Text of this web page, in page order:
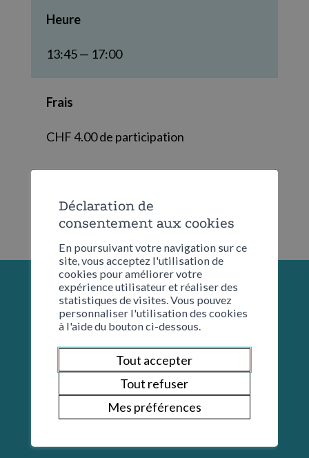
Heure
13:45 — 17:00
Frais
CHF 4.00 de participation
Déclaration de
consentement aux cookies
En poursuivant votre navigation sur ce
site, vous acceptez l'utilisation de
cookies pour améliorer votre
expérience utilisateur et réaliser des
statistiques de visites. Vous pouvez
personnaliser l'utilisation des cookies
à l'aide du bouton ci-dessous.
Tout accepter
Tout refuser
Mes préférences